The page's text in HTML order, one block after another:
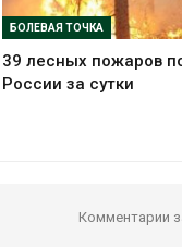
БОЛЕВАЯ ТОЧКА
39 лесных пожаров
России за сутки
Комментарии